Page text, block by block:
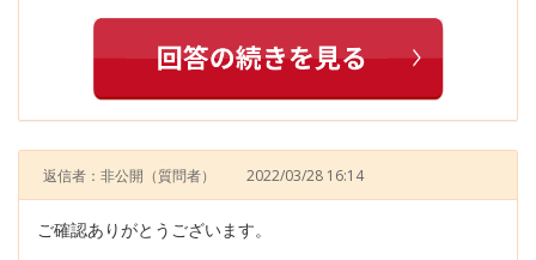
返信者：非公開 （質問者） 2022/03/28 16:14
ご確認ありがとうございます。